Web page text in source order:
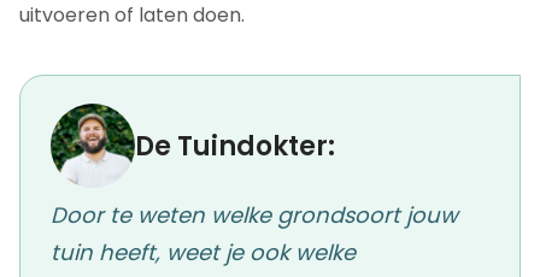
uitvoeren of laten doen.
De Tuindokter:
Door te weten welke grondsoort jouw
tuin heeft, weet je ook welke